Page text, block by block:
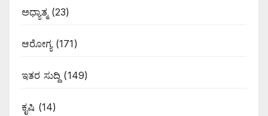
ಅಧ್ಯಾತ್ಮ(23)
ಆರೋಗ್ಯ(171)
ಇತರ ಸುದ್ದಿ (149)
ಕೃಷಿ (14)